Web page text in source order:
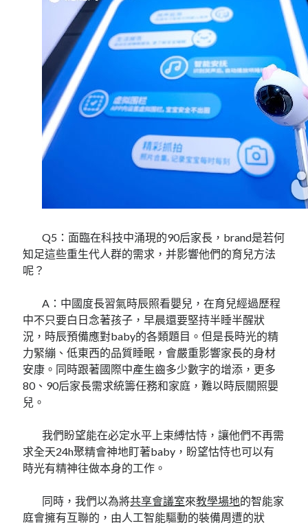
Q5：面臨在科技中涌現的90后家長，brand是若何
知足這些重生代人群的需求，并影響他們的育兒方法
呢？
A：中國度長習氣時辰照看嬰兒，在育兒經過歷程
中不只要白日念著孩子，早晨還要堅持半睡半醒狀
況，時辰預備應對baby的各類題目。但是長時光的精
力緊繃、低東西的品質睡眠，會嚴重影響家長的身材
安康。同時跟著國際中產生齒多少數字的增添，更多
80、90后家長需求統籌任務和家庭，難以時辰關照嬰
兒。
我們盼望能在必定水平上束縛怙恃，讓他們不再需
求全天24h聚精會神地盯著baby，盼望怙恃也可以有
時光有精神往做本身的工作。
同時，我們以為將共享會議室來教學場地的智能家
庭會擁有互聯的，由人工智能驅動的裝備周遭的狀